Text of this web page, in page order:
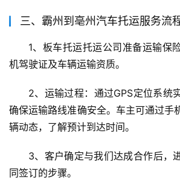
三、霸州到亳州汽车托运服务流
1、板车托运托运公司准备运输保
机驾驶证及车辆运输资质。
2、运输过程：通过GPS定位系统
确保运输路线准确安全。车主可通过手
辆动态，了解预计到达时间。
3、客户确定与我们达成合作后，
同签订的步骤。